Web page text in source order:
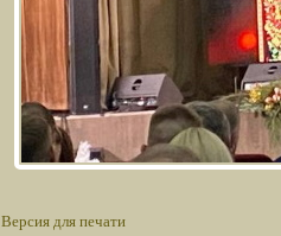
Версия для печати